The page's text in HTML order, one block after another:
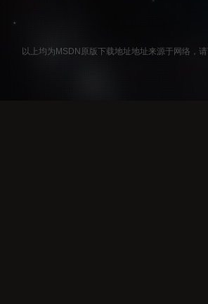
以上均为MSDN原版下载地址地址来源于网络，